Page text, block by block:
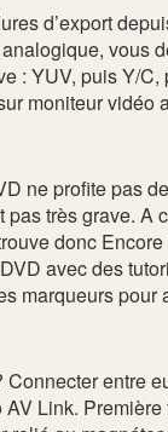
d’export
vous
: YUV, puis Y/
moniteur
ne profite pas
pas très grave.
donc
avec des
marqueurs
entre
AV Link.